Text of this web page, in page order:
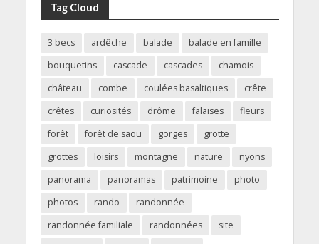
Tag Cloud
3 becs ardêche balade
balade en famille
bouquetins
cascade cascades
chamois
château
combe coulées basaltiques
crête
crêtes
curiosités drôme falaises
fleurs
forêt
forêt de saou gorges
grotte
grottes
loisirs montagne nature
nyons
panorama
panoramas patrimoine
photo
photos
rando
randonnée
randonnée familiale
randonnées
site